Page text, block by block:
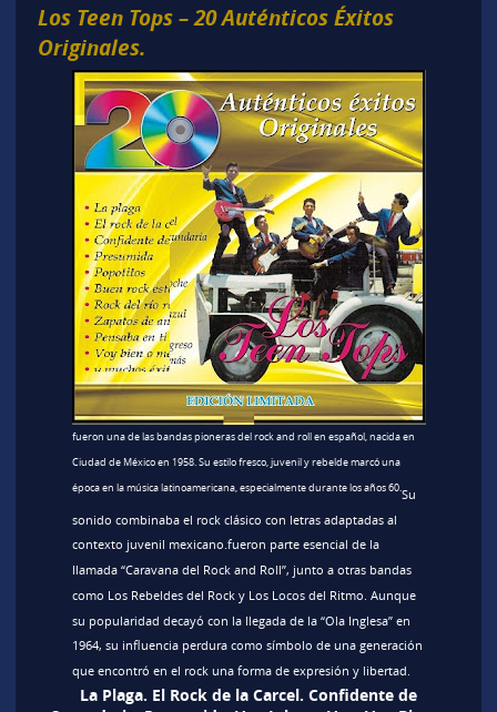
Los Teen Tops – 20 Auténticos Éxitos
Originales.
fueron una de las bandas pioneras del rock and roll en español, nacida en
Ciudad de México en 1958. Su estilo fresco, juvenil y rebelde marcó una
época en la música latinoamericana, especialmente durante los años 60.Su
sonido combinaba el rock clásico con letras adaptadas al
contexto juvenil mexicano.fueron parte esencial de la
llamada “Caravana del Rock and Roll”, junto a otras bandas
como Los Rebeldes del Rock y Los Locos del Ritmo. Aunque
su popularidad decayó con la llegada de la “Ola Inglesa” en
1964, su influencia perdura como símbolo de una generación
que encontró en el rock una forma de expresión y libertad.
La Plaga. El Rock de la Carcel. Confidente de